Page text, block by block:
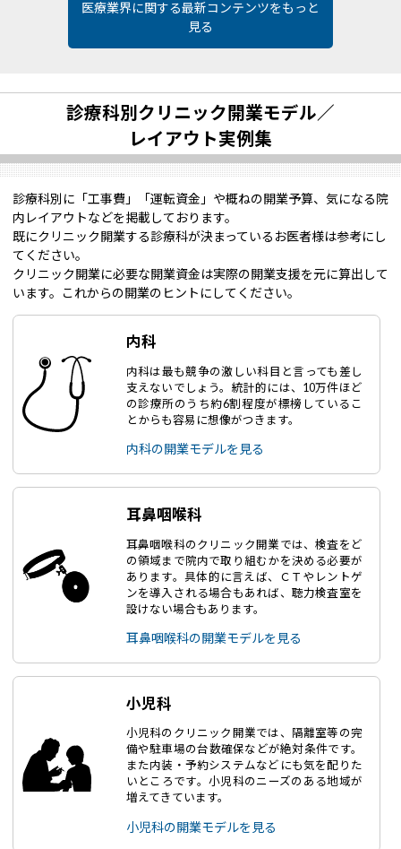
医療業界に関する最新コンテンツをもっと
見る
診療科別クリニック開業モデル／
レイアウト実例集
診療科別に「工事費」「運転資金」や概ねの開業予算、気になる院
内レイアウトなどを掲載しております。
既にクリニック開業する診療科が決まっているお医者様は参考にし
てください。
クリニック開業に必要な開業資金は実際の開業支援を元に算出して
います。これからの開業のヒントにしてください。
内科
内科は最も競争の激しい科目と言っても差し
支えないでしょう。統計的には、10万件ほど
の診療所のうち約6割程度が標榜しているこ
とからも容易に想像がつきます。
内科の開業モデルを見る
耳鼻咽喉科
耳鼻咽喉科のクリニック開業では、検査をど
の領域まで院内で取り組むかを決める必要が
あります。具体的に言えば、ＣＴやレントゲ
ンを導入される場合もあれば、聴力検査室を
設けない場合もあります。
耳鼻咽喉科の開業モデルを見る
小児科
小児科のクリニック開業では、隔離室等の完
備や駐車場の台数確保などが絶対条件です。
また内装・予約システムなどにも気を配りた
いところです。小児科のニーズのある地域が
増えてきています。
小児科の開業モデルを見る